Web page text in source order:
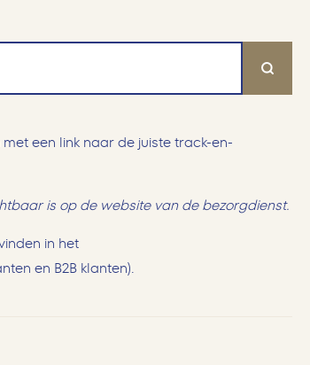
een link naar de juiste track-en-
is op de website van de bezorgdienst.
in het
en B2B klanten).